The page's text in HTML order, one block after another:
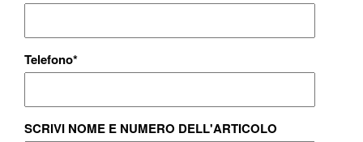
Telefono*
SCRIVI NOME E NUMERO DELL'ARTICOLO